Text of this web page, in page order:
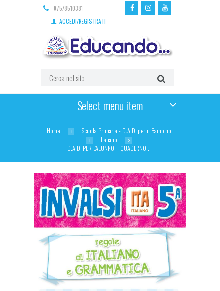
075/8510381
ACCEDI/REGISTRATI
Select menu item
Home
Scuola Primaria - D.A.D. per il Bambino
Italiano
D.A.D. PER L’ALUNNO – QUADERNO...